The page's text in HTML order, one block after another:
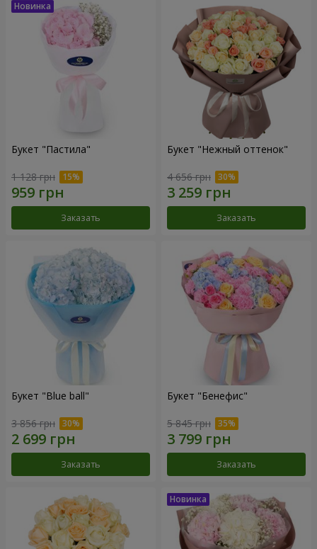
Букет "Пастила"
1 128 грн
Заказать
Букет "Нежный оттенок"
4 656 грн
Заказать
Букет "Blue ball"
3 856 грн
Заказать
Букет "Бенефис"
5 845 грн
Заказать